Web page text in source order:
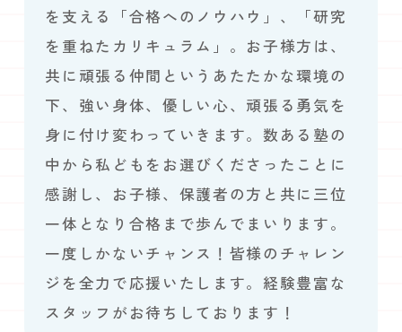
を支える「合格へのノウハウ」、「研究
を重ねたカリキュラム」。お子様方は、
共に頑張る仲間というあたたかな環境の
下、強い身体、優しい心、頑張る勇気を
身に付け変わっていきます。数ある塾の
中から私どもをお選びくださったことに
感謝し、お子様、保護者の方と共に三位
一体となり合格まで歩んでまいります。
一度しかないチャンス！皆様のチャレン
ジを全力で応援いたします。経験豊富な
スタッフがお待ちしております！